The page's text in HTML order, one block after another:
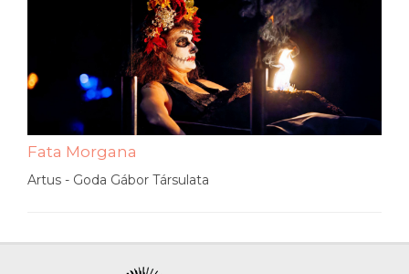
Fata Morgana
Artus - Goda Gábor Társulata